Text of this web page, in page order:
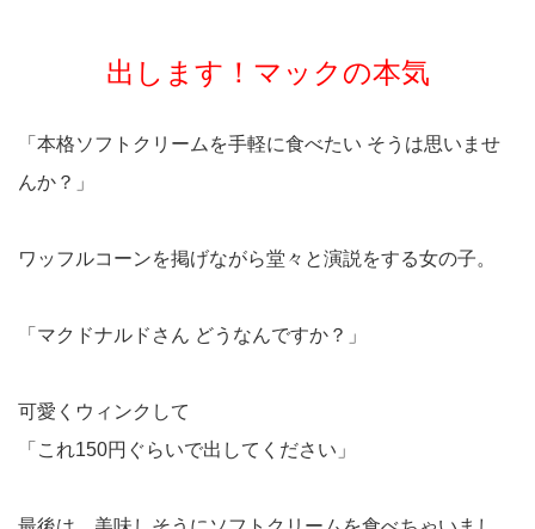
出します！マックの本気
「本格ソフトクリームを手軽に食べたい そうは思いませ
んか？」
ワッフルコーンを掲げながら堂々と演説をする女の子。
「マクドナルドさん どうなんですか？」
可愛くウィンクして
「これ150円ぐらいで出してください」